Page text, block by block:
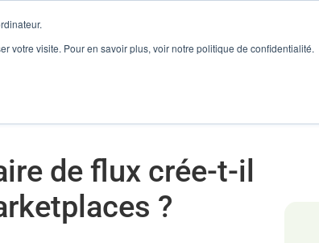
votre visite. Pour en savoir plus, voir notre politique de confidentialité.
de flux crée-t-il
?